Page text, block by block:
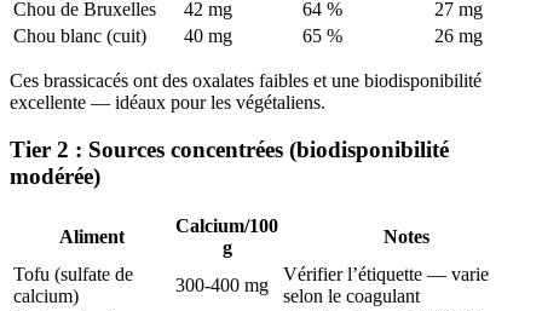
Chou de Bruxelles
42 mg 64 %
27 mg
Chou blanc (cuit)
40 mg 65 % 26 mg
Ces brassicacés ont des oxalates faibles et une biodisponibilité
excellente — idéaux pour les végétaliens.
Tier 2 : Sources concentrées (biodisponibilité
modérée)
Aliment
Calcium/100
g
Notes
Tofu (sulfate de
calcium)
300-400 mg
Vérifier l’étiquette — varie
selon le coagulant